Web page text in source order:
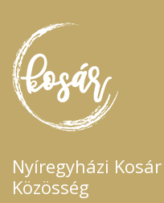
Nyíregyházi Kosár
Közösség